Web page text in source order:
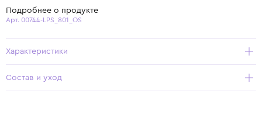
Подробнее о продукте
Арт. 00744-LPS_801_OS
Характеристики
Состав и уход